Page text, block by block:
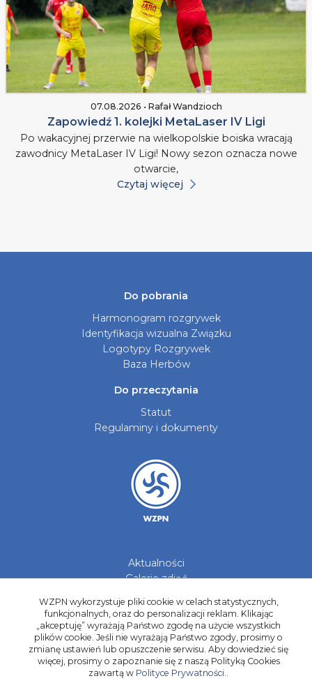
07.08.2026 • Rafał Wandzioch
Zapowiedź 1. kolejki MetaLaser IV Ligi
Po wakacyjnej przerwie na wielkopolskie boiska wracają
zawodnicy MetaLaser IV Ligi! Nowy sezon oznacza nowe
otwarcie,
Czytaj więcej
Do pobrania
Harmonogram rozgrywek
Identyfikacja wizualna Związku
Logotypy Rozgrywek
Baza Herbów
Do przeczytania
Statut
Regulaminy i dokumenty
Aktualności
Galerie zdjęć
Kadry Regionów
Program Grantowy
Dziewczyny do Piłki
WZPN wykorzystuje pliki cookie w celach statystycznych,
funkcjonalnych, oraz do personalizacji reklam. Klikając
„akceptuję” wyrażają Państwo zgodę na użycie wszystkich
plików cookie. Jeśli nie wyrażają Państwo zgody, prosimy o
zmianę ustawień lub opuszczenie serwisu. Aby dowiedzieć się
więcej, prosimy o zapoznanie się z naszą Polityką Cookies
zawartą w Polityce Prywatności..